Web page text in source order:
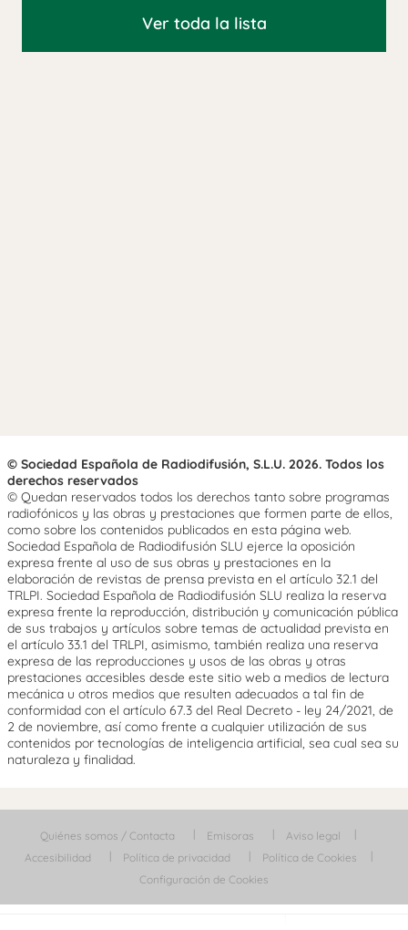
Ver toda la lista
© Sociedad Española de Radiodifusión, S.L.U. 2026. Todos los
derechos reservados
© Quedan reservados todos los derechos tanto sobre programas
radiofónicos y las obras y prestaciones que formen parte de ellos,
como sobre los contenidos publicados en esta página web.
Sociedad Española de Radiodifusión SLU ejerce la oposición
expresa frente al uso de sus obras y prestaciones en la
elaboración de revistas de prensa prevista en el artículo 32.1 del
TRLPI. Sociedad Española de Radiodifusión SLU realiza la reserva
expresa frente la reproducción, distribución y comunicación pública
de sus trabajos y artículos sobre temas de actualidad prevista en
el artículo 33.1 del TRLPI, asimismo, también realiza una reserva
expresa de las reproducciones y usos de las obras y otras
prestaciones accesibles desde este sitio web a medios de lectura
mecánica u otros medios que resulten adecuados a tal fin de
conformidad con el artículo 67.3 del Real Decreto - ley 24/2021, de
2 de noviembre, así como frente a cualquier utilización de sus
contenidos por tecnologías de inteligencia artificial, sea cual sea su
naturaleza y finalidad.
Quiénes somos / Contacta Emisoras
Aviso legal
Accesibilidad
Política de privacidad
Política de Cookies
Configuración de Cookies